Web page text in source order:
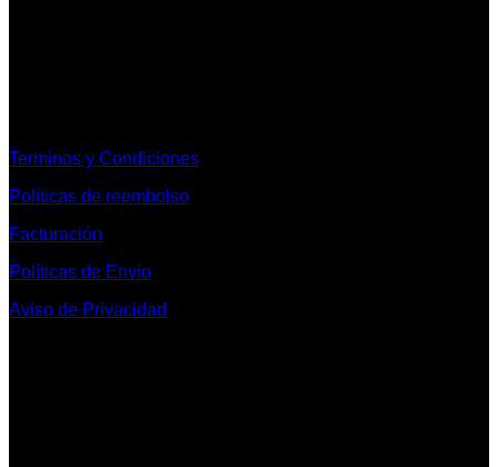
Terminos y Condiciones
Políticas de reembolso
Facturación
Políticas de Envío
Aviso de Privacidad